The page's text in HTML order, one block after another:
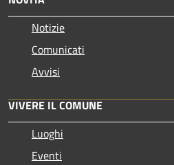
Notizie
Comunicati
Avvisi
VIVERE IL COMUNE
Luoghi
Eventi